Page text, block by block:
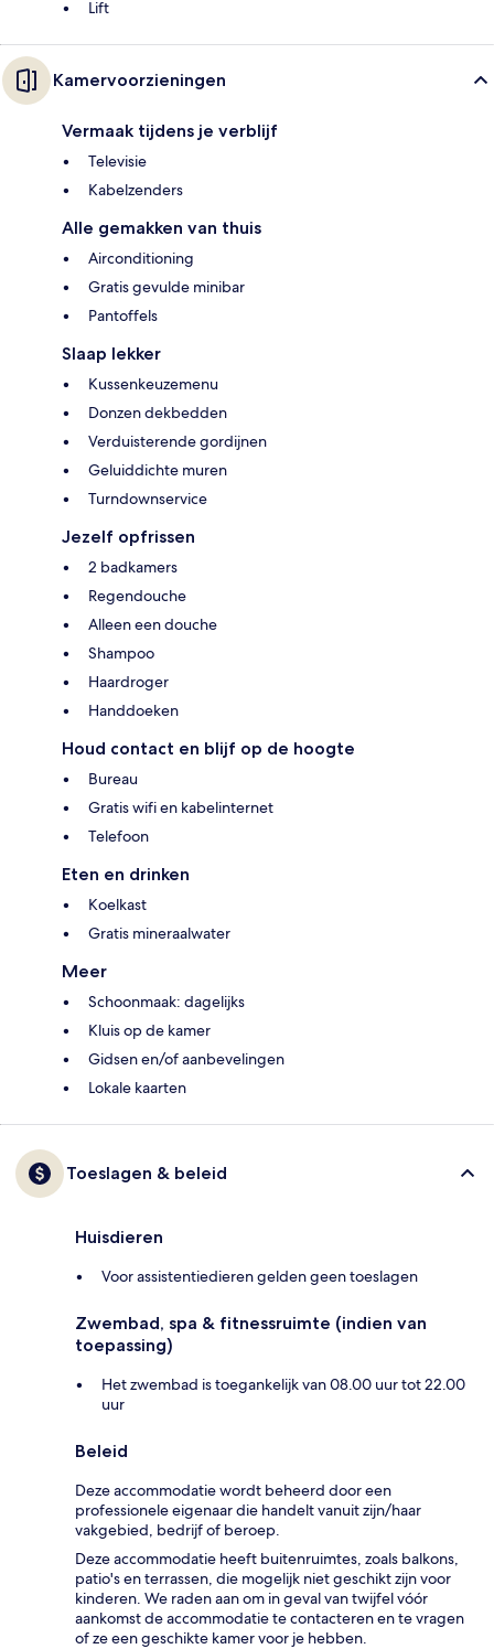
Lift
Kamervoorzieningen
Vermaak tijdens je verblijf
Televisie
Kabelzenders
Alle gemakken van thuis
Airconditioning
Gratis gevulde minibar
Pantoffels
Slaap lekker
Kussenkeuzemenu
Donzen dekbedden
Verduisterende gordijnen
Geluiddichte muren
Turndownservice
Jezelf opfrissen
2 badkamers
Regendouche
Alleen een douche
Shampoo
Haardroger
Handdoeken
Houd contact en blijf op de hoogte
Bureau
Gratis wifi en kabelinternet
Telefoon
Eten en drinken
Koelkast
Gratis mineraalwater
Meer
Schoonmaak: dagelijks
Kluis op de kamer
Gidsen en/of aanbevelingen
Lokale kaarten
Toeslagen & beleid
Huisdieren
Voor assistentiedieren gelden geen toeslagen
Zwembad, spa & fitnessruimte (indien van
toepassing)
Het zwembad is toegankelijk van 08.00 uur tot 22.00
uur
Beleid
Deze accommodatie wordt beheerd door een
professionele eigenaar die handelt vanuit zijn/haar
vakgebied, bedrijf of beroep.
Deze accommodatie heeft buitenruimtes, zoals balkons,
patio's en terrassen, die mogelijk niet geschikt zijn voor
kinderen. We raden aan om in geval van twijfel vóór
aankomst de accommodatie te contacteren en te vragen
of ze een geschikte kamer voor je hebben.